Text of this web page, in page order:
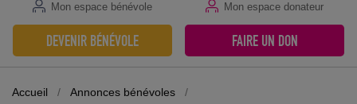
Mon espace bénévole Mon espace donateur
DEVENIR BÉNÉVOLE FAIRE UN DON
Accueil / Annonces bénévoles
/